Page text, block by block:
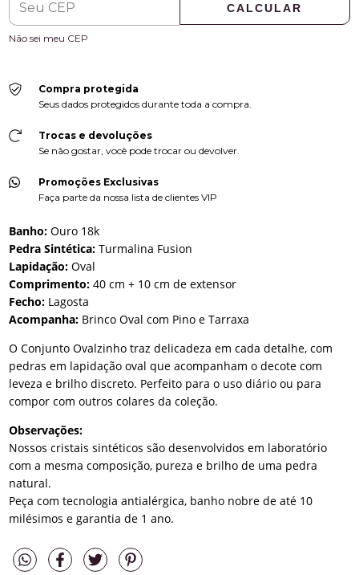
Entregas para o CEP: ALTERAR CEP
CALCULAR
Não sei meu CEP
Compra protegida
Seus dados protegidos durante toda a compra.
Trocas e devoluções
Se não gostar, você pode trocar ou devolver.
Promoções Exclusivas
Faça parte da nossa lista de clientes VIP
Banho: Ouro 18k
Pedra Sintética: Turmalina Fusion
Lapidação: Oval
Comprimento: 40 cm + 10 cm de extensor
Fecho: Lagosta
Acompanha: Brinco Oval com Pino e Tarraxa
O Conjunto Ovalzinho traz delicadeza em cada detalhe, com
pedras em lapidação oval que acompanham o decote com
leveza e brilho discreto. Perfeito para o uso diário ou para
compor com outros colares da coleção.
Observações:
Nossos cristais sintéticos são desenvolvidos em laboratório
com a mesma composição, pureza e brilho de uma pedra
natural.
Peça com tecnologia antialérgica, banho nobre de até 10
milésimos e garantia de 1 ano.